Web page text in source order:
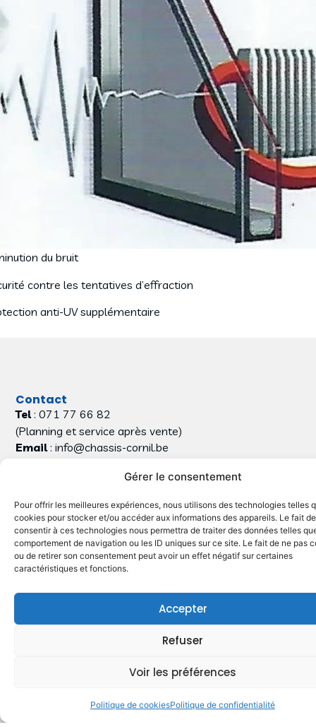
Gérer le consentement
Pour offrir les meilleures expériences, nous utilisons des technologies telles
cookies pour stocker et/ou accéder aux informations des appareils. Le fait de
consentir à ces technologies nous permettra de traiter des données telles
comportement de navigation ou les ID uniques sur ce site. Le fait de ne pas
ou de retirer son consentement peut avoir un effet négatif sur certaines
caractéristiques et fonctions.
Accepter
Refuser
Voir les préférences
Politique de cookiesPolitique de confidentialité
du bruit
contre les tentatives d’effraction
anti-UV supplémentaire
Menu
Primes
Réalisations
Contact
Tel: 071 77 66 82
(Planning et service après vente)
Email : info@chassis-cornil.be
51/2 Route de Saussin , 5190 Spy
Suivre Chassis Cornil